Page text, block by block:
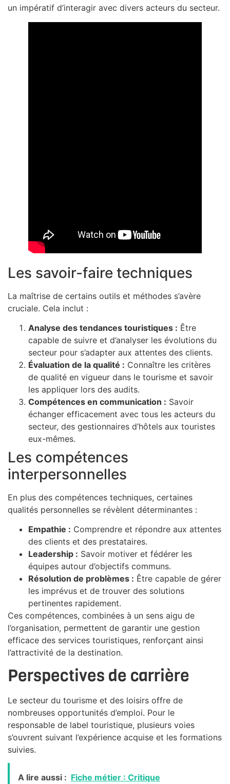
un impératif d’interagir avec divers acteurs du secteur.
Les savoir-faire techniques
La maîtrise de certains outils et méthodes s’avère
cruciale. Cela inclut :
Analyse des tendances touristiques : Être
capable de suivre et d’analyser les évolutions du
secteur pour s’adapter aux attentes des clients.
Évaluation de la qualité : Connaître les critères
de qualité en vigueur dans le tourisme et savoir
les appliquer lors des audits.
Compétences en communication : Savoir
échanger efficacement avec tous les acteurs du
secteur, des gestionnaires d’hôtels aux touristes
eux-mêmes.
Les compétences
interpersonnelles
En plus des compétences techniques, certaines
qualités personnelles se révèlent déterminantes :
Empathie : Comprendre et répondre aux attentes
des clients et des prestataires.
Leadership : Savoir motiver et fédérer les
équipes autour d’objectifs communs.
Résolution de problèmes : Être capable de gérer
les imprévus et de trouver des solutions
pertinentes rapidement.
Ces compétences, combinées à un sens aigu de
l’organisation, permettent de garantir une gestion
efficace des services touristiques, renforçant ainsi
l’attractivité de la destination.
Perspectives de carrière
Le secteur du tourisme et des loisirs offre de
nombreuses opportunités d’emploi. Pour le
responsable de label touristique, plusieurs voies
s’ouvrent suivant l’expérience acquise et les formations
suivies.
A lire aussi : Fiche métier : Critique